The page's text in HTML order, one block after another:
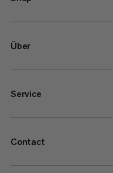
Über
Service
Contact